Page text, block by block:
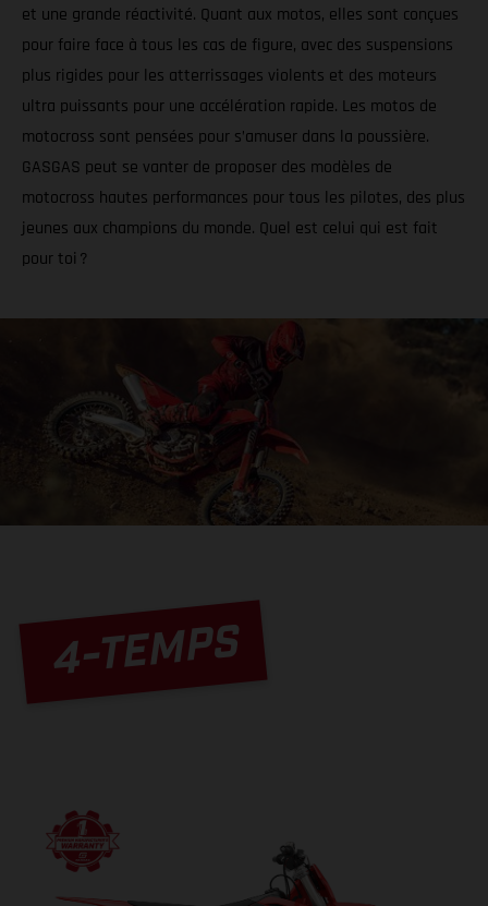
et une grande réactivité. Quant aux motos, elles sont conçues
pour faire face à tous les cas de figure, avec des suspensions
plus rigides pour les atterrissages violents et des moteurs
ultra puissants pour une accélération rapide. Les motos de
motocross sont pensées pour s’amuser dans la poussière.
GASGAS peut se vanter de proposer des modèles de
motocross hautes performances pour tous les pilotes, des plus
jeunes aux champions du monde. Quel est celui qui est fait
pour toi ?
4-TEMPS